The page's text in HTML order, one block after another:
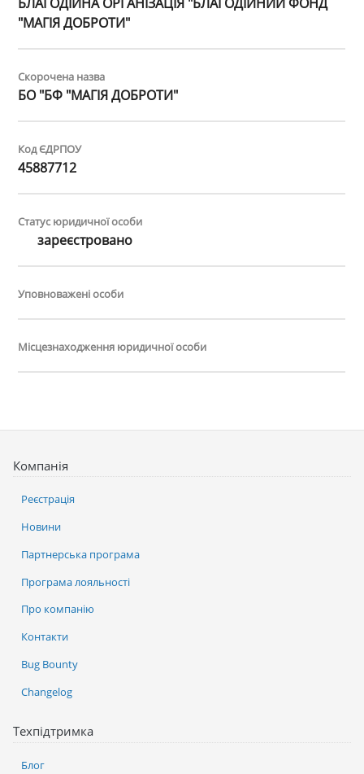
"МАГІЯ ДОБРОТИ"
Скорочена назва
БО "БФ "МАГІЯ ДОБРОТИ"
Код ЄДРПОУ
45887712
Статус юридичної особи
зареєстровано
Уповноважені особи
Місцезнаходження юридичної особи
Компанія
Реєстрація
Новини
Партнерська програма
Програма лояльності
Про компанію
Контакти
Bug Bounty
Changelog
Техпідтримка
Блог